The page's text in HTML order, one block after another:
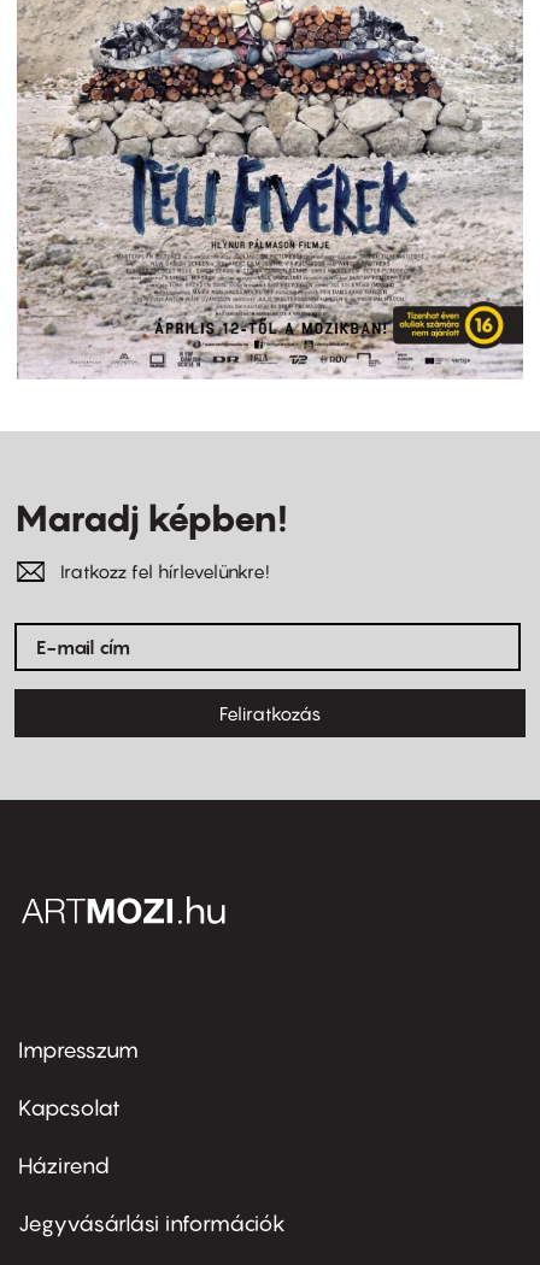
Maradj képben!
Iratkozz fel hírlevelünkre!
Feliratkozás
Footer
first
Impresszum
Kapcsolat
Footer
second
Házirend
Jegyvásárlási információk